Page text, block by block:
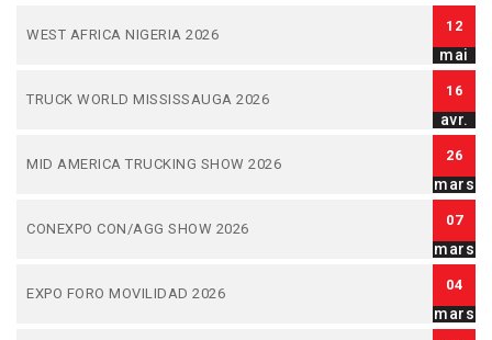
WEST AFRICA NIGERIA 2026
12
mai
TRUCK WORLD MISSISSAUGA 2026
16
avr.
MID AMERICA TRUCKING SHOW 2026
26
mars
CONEXPO CON/AGG SHOW 2026
07
mars
EXPO FORO MOVILIDAD 2026
04
mars